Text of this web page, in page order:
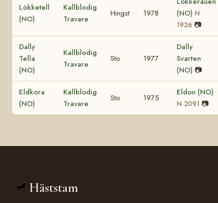
Lökketell
(NO)
Kallblodig
Travare
Hingst 1978
(NO) N
1926 📷
Dally
Tella
(NO)
Kallblodig
Travare
Sto 1977
Dally
Svarten
(NO) 📷
Eldkora
(NO)
Kallblodig
Travare
Sto 1975
Eldon (NO)
N 2091 📷
Häststam